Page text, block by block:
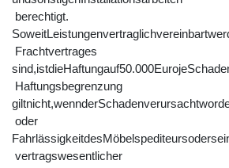
berechtigt.
Frachtvertrages
Haftungsbegrenzung
oder
vertragswesentlicher